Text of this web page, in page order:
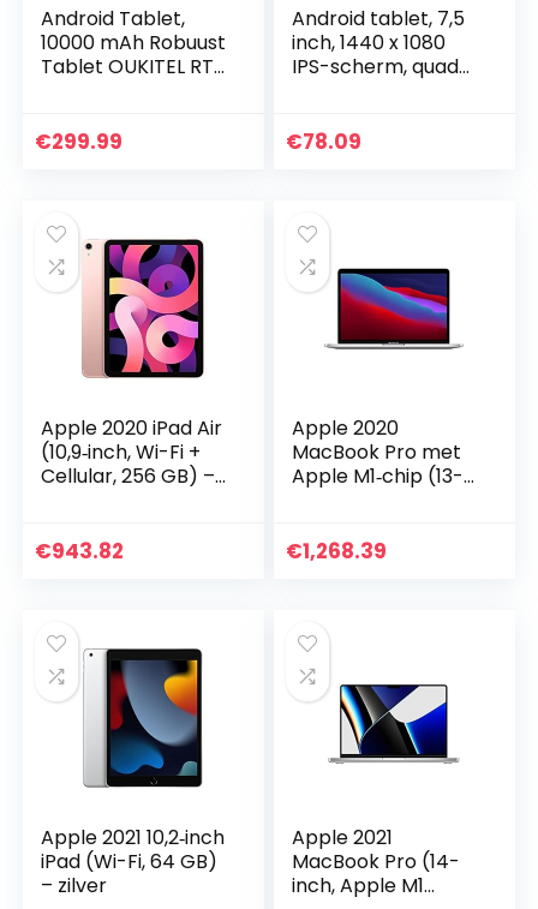
Android Tablet,
10000 mAh Robuust
Tablet OUKITEL RT1
128 GB
€299.99
Android tablet, 7,5
inch, 1440 x 1080
IPS-scherm, quad-
(512 GB
€78.09
Apple 2020 iPad Air
(10,9‑inch, Wi-Fi +
Cellular, 256 GB) –
€943.82
Apple 2020
MacBook Pro met
Apple M1‑chip (13-
€1,268.39
Apple 2021 10,2‑inch
iPad (Wi-Fi, 64 GB)
– zilver
Apple 2021
MacBook Pro (14-
inch, Apple M1